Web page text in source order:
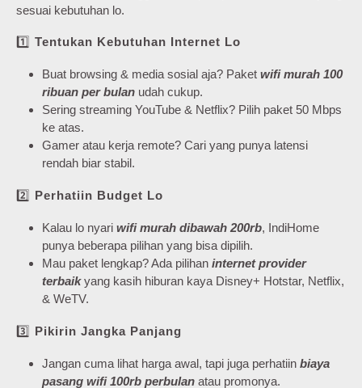
sesuai kebutuhan lo.
1️⃣ Tentukan Kebutuhan Internet Lo
Buat browsing & media sosial aja? Paket wifi murah 100
ribuan per bulan udah cukup.
Sering streaming YouTube & Netflix? Pilih paket 50 Mbps
ke atas.
Gamer atau kerja remote? Cari yang punya latensi
rendah biar stabil.
2️⃣ Perhatiin Budget Lo
Kalau lo nyari wifi murah dibawah 200rb, IndiHome
punya beberapa pilihan yang bisa dipilih.
Mau paket lengkap? Ada pilihan internet provider
terbaikyang kasih hiburan kaya Disney+ Hotstar, Netflix,
& WeTV.
3️⃣ Pikirin Jangka Panjang
Jangan cuma lihat harga awal, tapi juga perhatiin biaya
pasang wifi 100rb perbulan atau promonya.